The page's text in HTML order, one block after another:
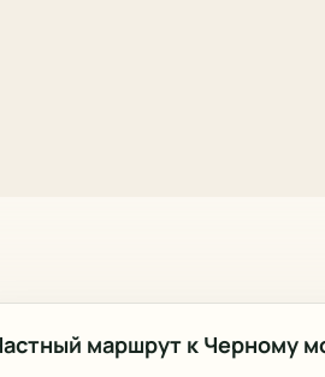
маршрут к Черному